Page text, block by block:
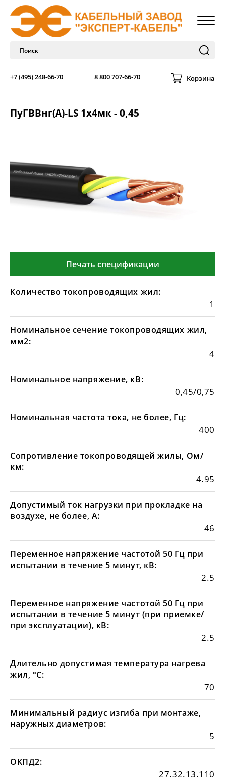
+7 (495) 248-66-70 8 800 707-66-70 Корзина
ПуГВВнг(A)-LS 1х4мк - 0,45
Печать спецификации
Количество токопроводящих жил:
1
Номинальное сечение токопроводящих жил,
мм2:
4
Номинальное напряжение, кВ:
0,45/0,75
Номинальная частота тока, не более, Гц:
400
Сопротивление токопроводящей жилы, Ом/
км:
4.95
Допустимый ток нагрузки при прокладке на
воздухе, не более, А:
46
Переменное напряжение частотой 50 Гц при
испытании в течение 5 минут, кВ:
2.5
Переменное напряжение частотой 50 Гц при
испытании в течение 5 минут (при приемке/
при эксплуатации), кВ:
2.5
Длительно допустимая температура нагрева
жил, °С:
70
Минимальный радиус изгиба при монтаже,
наружных диаметров:
5
ОКПД2:
27.32.13.110